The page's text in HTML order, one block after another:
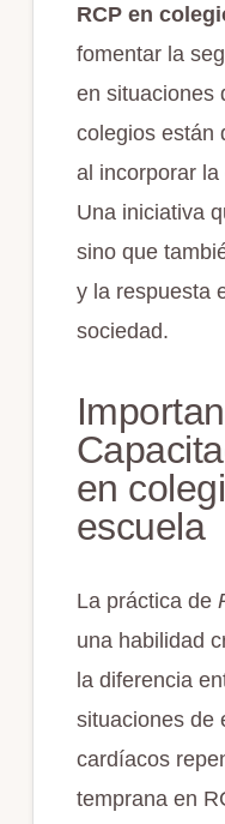
RCP en
fomentar la
en situaciones
colegios están
al incorporar la
Una iniciativa
sino que
y la respuesta
sociedad.
en
escuela
La práctica de
una habilidad
la diferencia
situaciones de
cardíacos
temprana en